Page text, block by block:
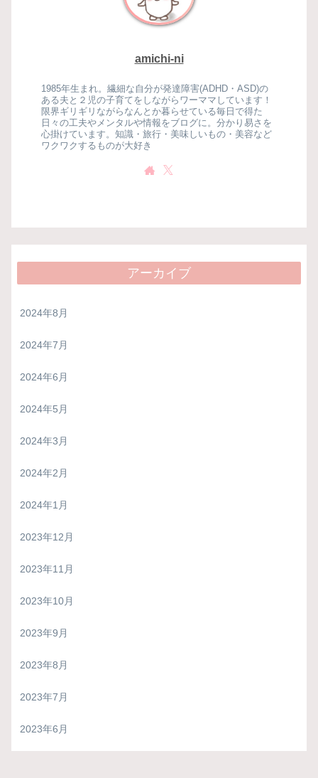
amichi-ni
1985年生まれ。繊細な自分が発達障害(ADHD・ASD)の
ある夫と２児の子育てをしながらワーママしています！
限界ギリギリながらなんとか暮らせている毎日で得た
日々の工夫やメンタルや情報をブログに。分かり易さを
心掛けています。知識・旅行・美味しいもの・美容など
ワクワクするものが大好き
アーカイブ
2024年8月
2024年7月
2024年6月
2024年5月
2024年3月
2024年2月
2024年1月
2023年12月
2023年11月
2023年10月
2023年9月
2023年8月
2023年7月
2023年6月